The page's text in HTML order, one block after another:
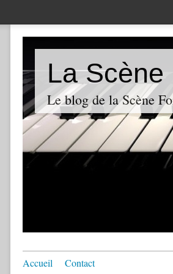
La
Le blog de la Scène
Accueil Contact